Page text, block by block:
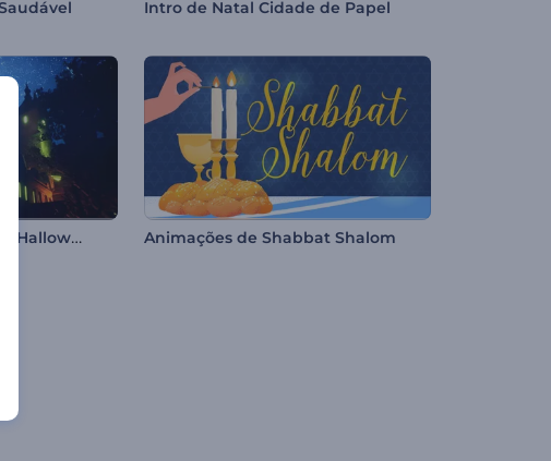
Intro de Natal Cidade de Papel
Abertura Misteriosa de Halloween Animações de Shabbat Shalom